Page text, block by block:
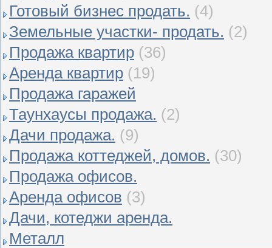
Готовый бизнес продать. (4)
Земельные участки- продать. (2)
Продажа квартир (36)
Аренда квартир (19)
Продажа гаражей
Таунхаусы продажа. (2)
Дачи продажа. (9)
Продажа коттеджей, домов. (30)
Продажа офисов.
Аренда офисов (3)
Дачи, котеджи аренда.
Металл